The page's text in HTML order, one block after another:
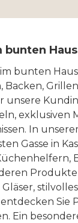
Haus
bunten
Backen,
unsere
exklusiven
In
Gasse in
Ein